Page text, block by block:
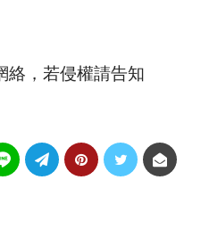
絡，若侵權請告知